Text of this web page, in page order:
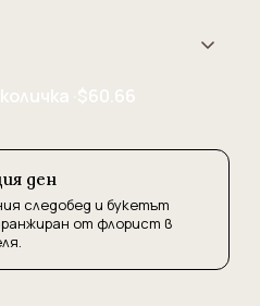
· $60.66
ден
следобед и букетът
от флорист в